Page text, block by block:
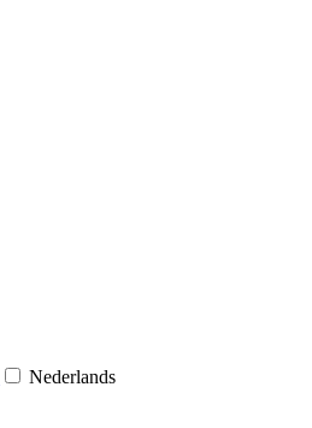
Nederlands